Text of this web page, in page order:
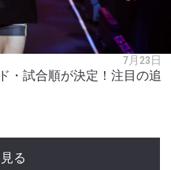
7月23日
ド・試合順が決定！注目の追
る